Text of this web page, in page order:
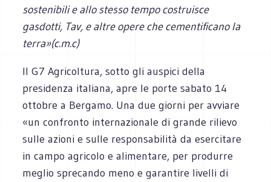
sostenibili e allo stesso tempo costruisce
gasdotti, Tav, e altre opere che cementificano la
terra»(c.m.c)
Il G7 Agricoltura, sotto gli auspici della
presidenza italiana, apre le porte sabato 14
ottobre a Bergamo. Una due giorni per avviare
«un confronto internazionale di grande rilievo
sulle azioni e sulle responsabilità da esercitare
in campo agricolo e alimentare, per produrre
meglio sprecando meno e garantire livelli di